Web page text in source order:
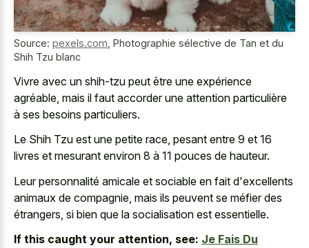
Source: pexels.com Photographie sélective de Tan et du
Shih Tzu blanc
Vivre avec un shih-tzu peut être une expérience
agréable, mais il faut accorder une attention particulière
à ses besoins particuliers.
Le Shih Tzu est une petite race, pesant entre 9 et 16
livres et mesurant environ 8 à 11 pouces de hauteur.
Leur personnalité amicale et sociable en fait d'excellents
animaux de compagnie, mais ils peuvent se méfier des
étrangers, si bien que la socialisation est essentielle.
If this caught your attention, see: Je Fais Du